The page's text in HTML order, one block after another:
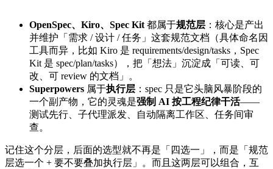
OpenSpec、Kiro、Spec Kit 都属于规范层 ：核心是产出
并维护「需求 / 设计 / 任务」这套规范文档（具体命名因
工具而异，比如 Kiro 是 requirements/design/tasks，Spec
Kit 是 spec/plan/tasks），把「想法」沉淀成「可读、可
改、可 review 的文档」。
Superpowers 属于执行层 ：spec 只是它头脑风暴阶段的
一个副产物，它的灵魂是强制 AI 按工程纪律干活——
测试先行、子代理派发、自动隔离工作区、任务间审
查。
记住这个分层，后面的选型就不再是「四选一」，而是「规范
层选一个 + 要不要叠加执行层」。而且这两层可以组合，互